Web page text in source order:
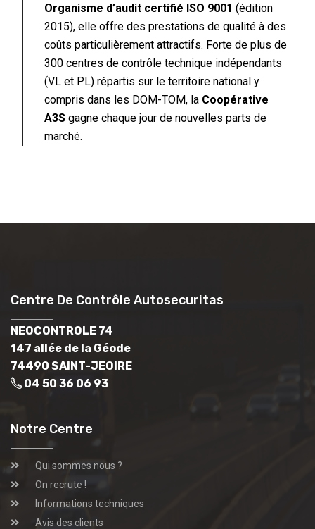
Organisme d’audit certifié ISO 9001 (édition
2015), elle offre des prestations de qualité à des
coûts particulièrement attractifs. Forte de plus de
300 centres de contrôle technique indépendants
(VL et PL) répartis sur le territoire national y
compris dans les DOM-TOM, la Coopérative
A3S gagne chaque jour de nouvelles parts de
marché.
Centre De Contrôle Autosecuritas
NEOCONTROLE 74
147 allée de la Géode
74490 SAINT-JEOIRE
04 50 36 06 93
Notre Centre
Qui sommes nous ?
On recrute !
Informations techniques
Avis des clients